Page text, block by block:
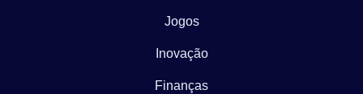
Jogos
Inovação
Finanças